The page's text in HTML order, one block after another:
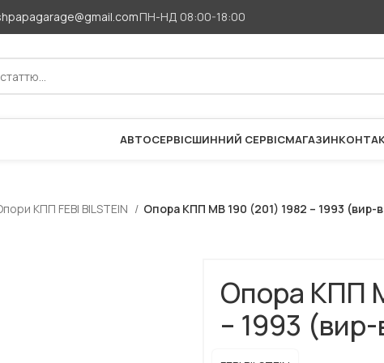
ПН-НД 08:00-18:00
АВТОСЕРВІСШИННИЙ СЕРВІСМАГАЗИН
КПП FEBI BILSTEIN Опора КПП МВ 190 (201) 1982 – 1993 (вир-
Опора КПП
– 1993 (вир-